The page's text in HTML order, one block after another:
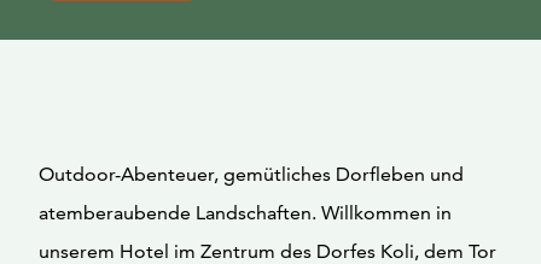
Outdoor-Abenteuer, gemütliches Dorfleben und
atemberaubende Landschaften. Willkommen in
unserem Hotel im Zentrum des Dorfes Koli, dem Tor